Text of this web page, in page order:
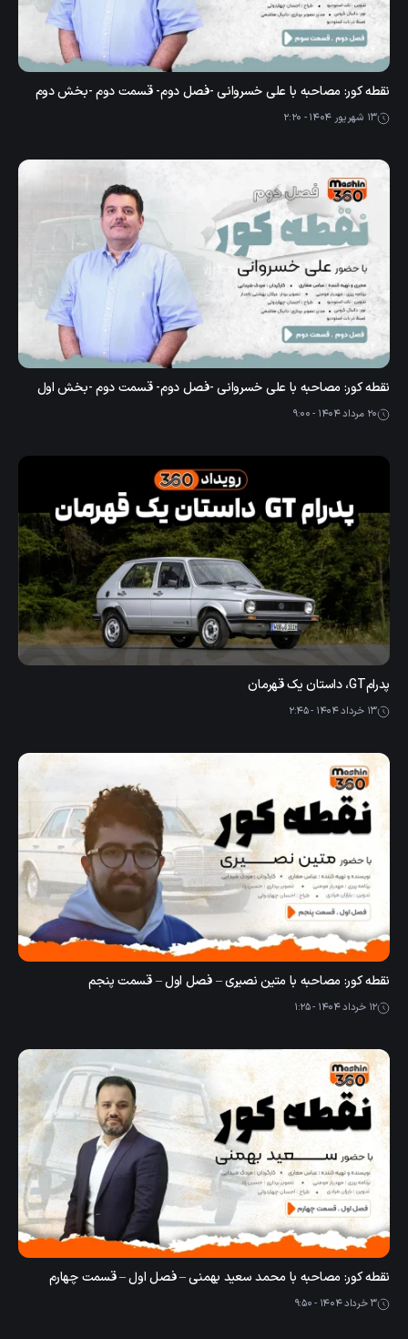
نقطه کور: مصاحبه با علی خسروانی -فصل دوم- قسمت دوم -بخش دوم
13 شهریور 1404 - 2:20
نقطه کور: مصاحبه با علی خسروانی -فصل دوم- قسمت دوم -بخش اول
20 مرداد 1404 - 9:00
پدرامGT، داستان یک قهرمان
13 خرداد 1404 - 2:45
نقطه کور: مصاحبه با متین نصیری – فصل اول – قسمت پنجم
12 خرداد 1404 - 1:25
نقطه کور: مصاحبه با محمد سعید بهمنی – فصل اول – قسمت چهارم
3 خرداد 1404 - 9:50